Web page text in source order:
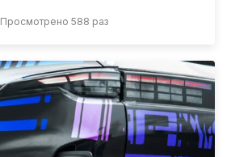
Просмотрено 588 раз